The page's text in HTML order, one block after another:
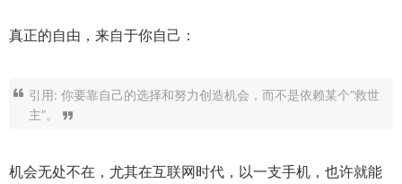
真正的自由，来自于你自己：
引用: 你要靠自己的选择和努力创造机会，而不是依赖某个“救世
主”。
机会无处不在，尤其在互联网时代，以一支手机，也许就能